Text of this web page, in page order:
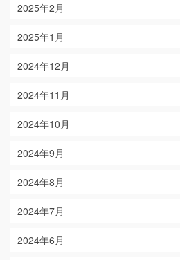
2025年2月
2025年1月
2024年12月
2024年11月
2024年10月
2024年9月
2024年8月
2024年7月
2024年6月